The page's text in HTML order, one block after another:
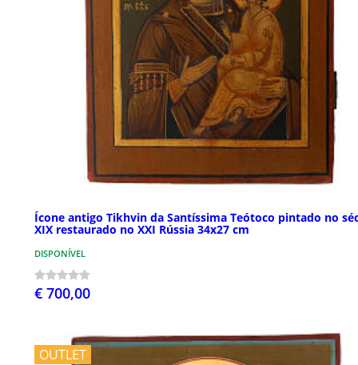
Ícone antigo Tikhvin da Santíssima Teótoco pintado no
XIX restaurado no XXI Rússia 34x27 cm
DISPONÍVEL
€ 700,00
OUTLET